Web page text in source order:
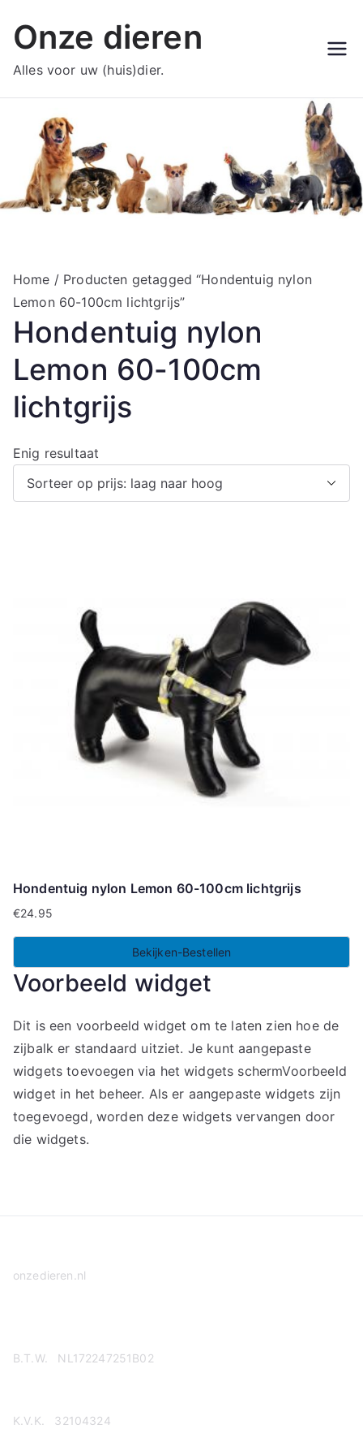
naar
inhoud
Onze dieren
Alles voor uw (huis)dier.
Home / Producten getagged “Hondentuig nylon
Lemon 60-100cm lichtgrijs”
Hondentuig nylon
Lemon 60-100cm
lichtgrijs
Enig resultaat
Hondentuig nylon Lemon 60-100cm lichtgrijs
€24.95
Bekijken-Bestellen
Voorbeeld widget
Dit is een voorbeeld widget om te laten zien hoe de
zijbalk er standaard uitziet. Je kunt aangepaste
widgets toevoegen via het widgets schermVoorbeeld
widget in het beheer. Als er aangepaste widgets zijn
toegevoegd, worden deze widgets vervangen door
die widgets.
onzedieren.nl
B.T.W. NL172247251B02
K.V.K. 32104324